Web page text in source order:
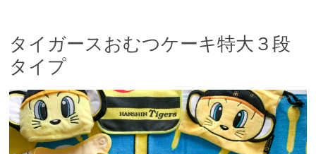
タイガースおむつケーキ特大３段
タイプ